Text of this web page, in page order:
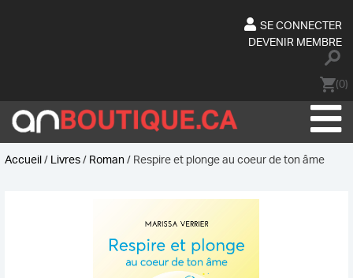
SE CONNECTER
DEVENIR MEMBRE
(0)
Accueil/ Livres/ Roman/ Respire et plonge au coeur de ton âme